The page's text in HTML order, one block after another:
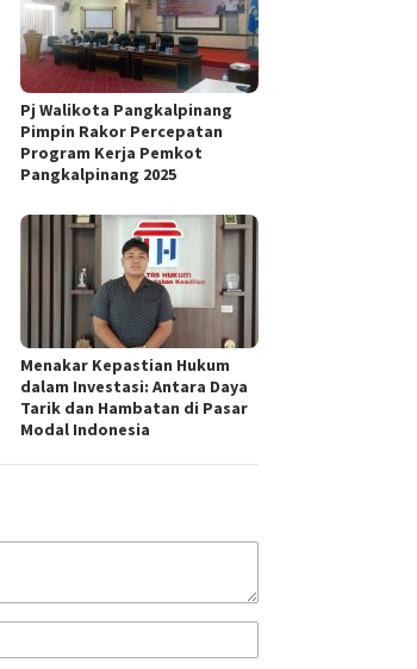
Pj Walikota Pangkalpinang
Pimpin Rakor Percepatan
Program Kerja Pemkot
Pangkalpinang 2025
Menakar Kepastian Hukum
dalam Investasi: Antara Daya
Tarik dan Hambatan di Pasar
Modal Indonesia